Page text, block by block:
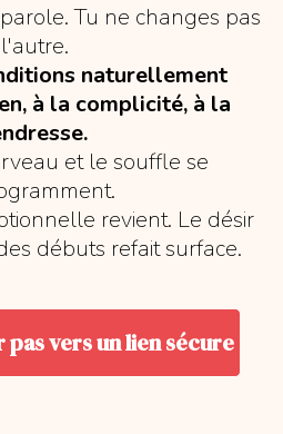
Tu ne changes pas
l'autre.
naturellement
à la complicité, à la
et le souffle se
revient. Le désir
débuts refait surface.
vers un lien sécure